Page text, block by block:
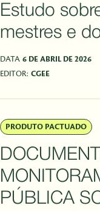
Estudo
mestres e
DATA 6 DE ABRIL DE 2026
EDITOR: CGEE
PRODUTO PACTUADO
PÚBLICA